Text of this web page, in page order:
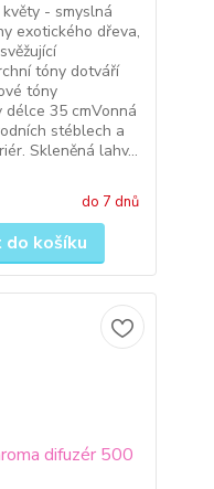
- smyslná
exotického dřeva,
tóny dotváří
tóny
35 cmVonná
stéblech a
Skleněná lahv...
do 7 dnů
do košíku